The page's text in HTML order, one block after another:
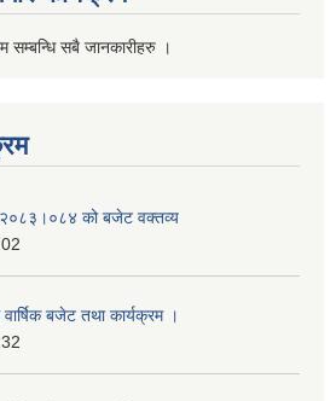
सम्बन्धि सबै जानकारीहरु ।
२०८३।०८४ को बजेट वक्तव्य
बजेट तथा कार्यक्रम ।